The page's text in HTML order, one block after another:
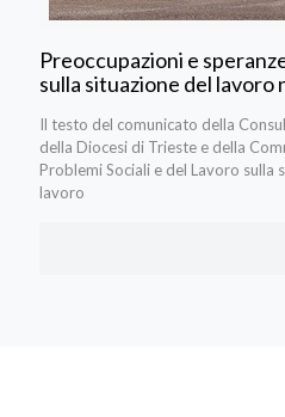
Preoccupazioni e
sulla situazione del
Il testo del comunicato della
della Diocesi di Trieste e della
Problemi Sociali e del Lavoro sulla
lavoro